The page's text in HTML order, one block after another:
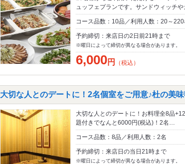
ュッフェプランです。サンドウィッチ
コース品数：10品／利用人数：20～220
予約締切：来店日の2日前21時まで
※曜日によって締切が異なる場合があります。
6,000円 （税込）
大切な人とのデートに！2名個室をご用意♪杜の美
大切な人とのデートに！お料理全8品
題付きでなんと6000円(税込)！2名…
コース品数：8品／利用人数：2名
予約締切：来店日の当日21時まで
※曜日によって締切が異なる場合があります。